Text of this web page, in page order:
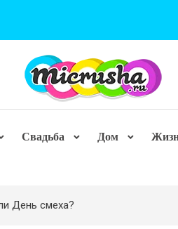
Свадьба Дом
День смеха?